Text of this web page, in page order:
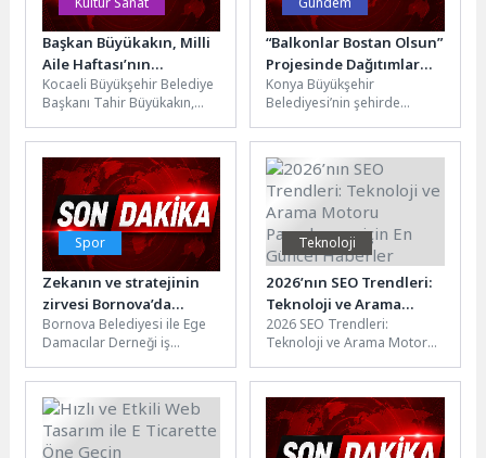
Başkan Büyükakın, Milli
Aile Haftası’nın
açılışında konuştu
Kocaeli Büyükşehir Belediye
Başkanı Tahir Büyükakın,
Programı’na katıldı.
Türkiye’nin geleceği
açısından...
“Balkonlar Bostan Olsun”
Projesinde Dağıtımlar
Devam Ediyor
Konya Büyükşehir
Belediyesi’nin şehirde
kültürünü yaygınlaştırmak ve
vatandaşları üretime teşvik
etmek...
Spor
Zekanın ve stratejinin
zirvesi Bornova’da
kuruldu
Bornova Belediyesi ile Ege
Damacılar Derneği iş
Bornova Uluslararası Türk
Daması Turnuvası,...
Teknoloji
2026’nın SEO Trendleri:
Teknoloji ve Arama
Motoru Pazarlaması için
En Güncel Haberler
2026 SEO Trendleri:
Teknoloji ve Arama Motoru
Gelişmeler SEO dünyası
sürekli olarak...